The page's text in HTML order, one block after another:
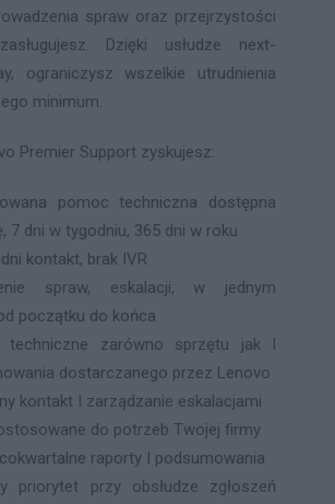
spraw oraz przejrzystości
Dzięki usłudze next-
ograniczysz wszelkie utrudnienia
minimum.
Premier Support zyskujesz:
pomoc techniczna dostępna
7 dni w tygodniu, 365 dni w roku
kontakt, brak IVR
spraw, eskalacji, w jednym
początku do końca
techniczne zarówno sprzętu jak I
dostarczanego przez Lenovo
kontakt I zarządzanie eskalacjami
do potrzeb Twojej firmy
raporty I podsumowania
priorytet przy obsłudze zgłoszeń